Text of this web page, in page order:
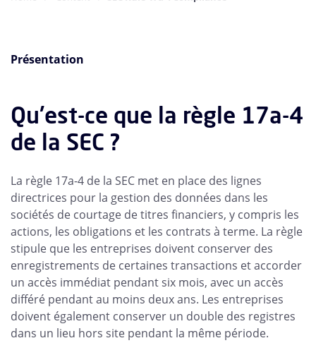
Présentation
Qu'est-ce que la règle 17a-4
de la SEC ?
La règle 17a-4 de la SEC met en place des lignes
directrices pour la gestion des données dans les
sociétés de courtage de titres financiers, y compris les
actions, les obligations et les contrats à terme. La règle
stipule que les entreprises doivent conserver des
enregistrements de certaines transactions et accorder
un accès immédiat pendant six mois, avec un accès
différé pendant au moins deux ans. Les entreprises
doivent également conserver un double des registres
dans un lieu hors site pendant la même période.